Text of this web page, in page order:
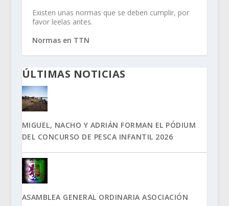
Existen unas normas que se deben cumplir, por
favor leelas antes.
Normas en TTN
ÚLTIMAS NOTICIAS
MIGUEL, NACHO Y ADRIÁN FORMAN EL PÓDIUM
DEL CONCURSO DE PESCA INFANTIL 2026
ASAMBLEA GENERAL ORDINARIA ASOCIACIÓN